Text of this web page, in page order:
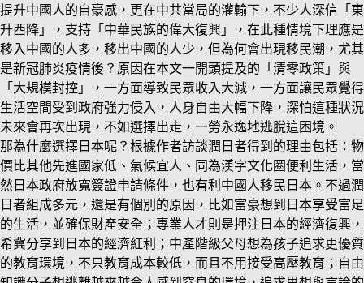
提升中國人的自豪感，更在中共當局的灌輸下，不少人深信「東
升西降」，支持「中華民族的偉大復興」，在此種情境下理應是
移入中國的人多，移出中國的人少，但為何會出現移民潮，尤其
是新冠肺炎疫情後？原因在本文一開頭提及的「清零政策」與
「大規模封控」，一方面導致民眾收入大減，一方面讓民眾覺得
生活空間受到政府強力侵入，人身自由大幅下降，深怕這種狀況
未來會再次出現，不如選擇出走，一勞永逸地逃脫這困境。
那為什麼選擇日本呢？根據作者訪談潤日者得到的理由包括：物
價比其他先進國家低、氣候宜人、同為漢字文化圈便利生活，當
然日本政府放寬簽證申請條件，也有利中國人移民日本。不過潤
日者組成多元，還是有個別的原因，比如富豪想到日本享受富足
的生活，並確保財產安全；專業人才則是押注日本的經濟復興，
希冀分享到日本的經濟紅利；中產階級父母想為孩子追求更優質
的教育環境，不只教育成本較低，而且不用接受高壓教育；自由